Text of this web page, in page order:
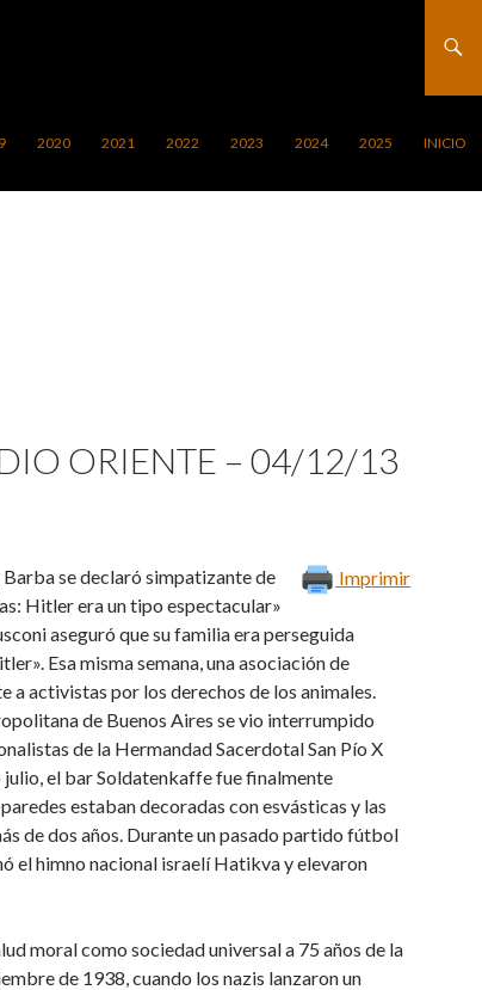
2020 2021 2022 2023 2024 2025 INICIO
ORIENTE – 04/12/13
Imprimir
se declaró simpatizante de
Hitler era un tipo espectacular»
aseguró que su familia era perseguida
Esa misma semana, una asociación de
activistas por los derechos de los animales.
de Buenos Aires se vio interrumpido
de la Hermandad Sacerdotal San Pío X
el bar Soldatenkaffe fue finalmente
estaban decoradas con esvásticas y las
de dos años. Durante un pasado partido fútbol
el himno nacional israelí Hatikva y elevaron
moral como sociedad universal a 75 años de la
de 1938, cuando los nazis lanzaron un